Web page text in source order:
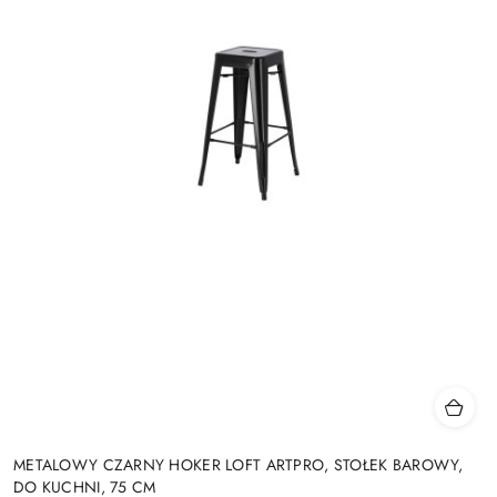
METALOWY CZARNY HOKER LOFT ARTPRO, STOŁEK BAROWY,
DO KUCHNI, 75 CM